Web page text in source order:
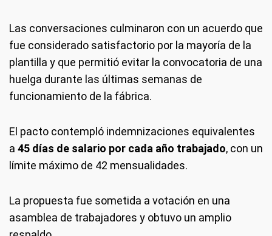
Las conversaciones culminaron con un acuerdo que
fue considerado satisfactorio por la mayoría de la
plantilla y que permitió evitar la convocatoria de una
huelga durante las últimas semanas de
funcionamiento de la fábrica.
El pacto contempló indemnizaciones equivalentes
a 45 días de salario por cada año trabajado, con un
límite máximo de 42 mensualidades.
La propuesta fue sometida a votación en una
asamblea de trabajadores y obtuvo un amplio